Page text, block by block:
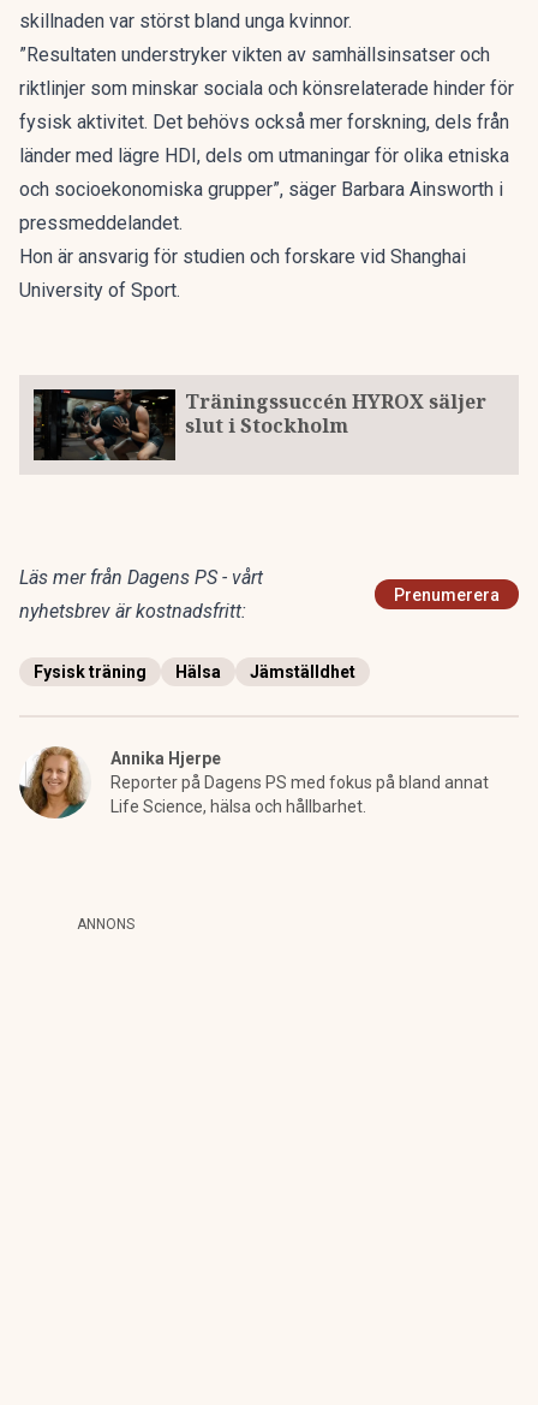
skillnaden var störst bland unga kvinnor.
”Resultaten understryker vikten av samhällsinsatser och
riktlinjer som minskar sociala och könsrelaterade hinder för
fysisk aktivitet. Det behövs också mer forskning, dels från
länder med lägre HDI, dels om utmaningar för olika etniska
och socioekonomiska grupper”, säger Barbara Ainsworth i
pressmeddelandet.
Hon är ansvarig för studien och forskare vid Shanghai
University of Sport.
Träningssuccén HYROX säljer
slut i Stockholm
Läs mer från Dagens PS - vårt
nyhetsbrev är kostnadsfritt:
Prenumerera
Fysisk träning Hälsa Jämställdhet
Annika Hjerpe
Reporter på Dagens PS med fokus på bland annat
Life Science, hälsa och hållbarhet.
ANNONS